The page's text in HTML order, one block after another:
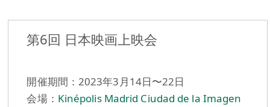
第6回 日本映画上映会
開催期間：2023年3月14日〜22日
会場： Kinépolis Madrid Ciudad de la Imagen